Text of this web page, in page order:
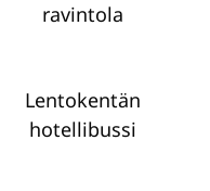
ravintola
Lentokentän
hotellibussi